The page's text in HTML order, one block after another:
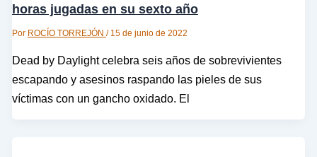
horas jugadas en su sexto año
Por ROCÍO TORREJÓN / 15 de junio de 2022
Dead by Daylight celebra seis años de sobrevivientes
escapando y asesinos raspando las pieles de sus
víctimas con un gancho oxidado. El